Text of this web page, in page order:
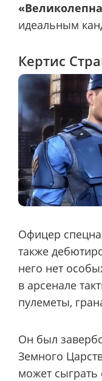
идеальным
Кертис
Офицер
также
него нет
в арсенале
пулеметы,
Он был
Земного
может